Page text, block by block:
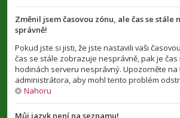
Změnil jsem časovou zónu, ale čas se stále
správně!
Pokud jste si jisti, že jste nastavili vaši
čas se stále zobrazuje nesprávně, pak je
hodinách serveru nesprávný. Upozorněte na
administrátora, aby mohl tento problém
Nahoru
Můj jazyk není na seznamu!